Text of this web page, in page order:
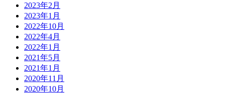
2023年2月
2023年1月
2022年10月
2022年4月
2022年1月
2021年5月
2021年1月
2020年11月
2020年10月